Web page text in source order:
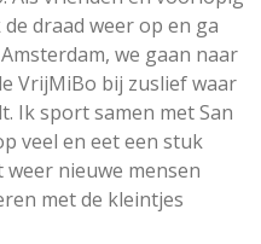
draad weer op en ga
we gaan naar
VrijMiBo bij zuslief waar
Ik sport samen met San
veel en eet een stuk
nieuwe mensen
met de kleintjes